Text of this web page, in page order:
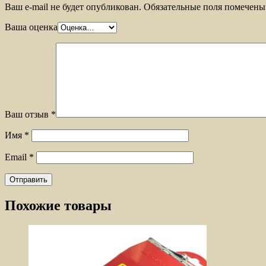
Ваш e-mail не будет опубликован. Обязательные поля
Ваша оценка
Ваш отзыв *
Имя *
Email *
Похожие товары